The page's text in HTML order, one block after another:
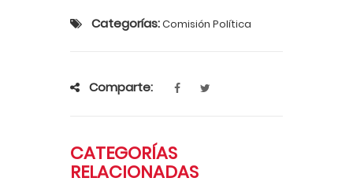
Categorías:Comisión Política
Comparte:
CATEGORÍAS
RELACIONADAS